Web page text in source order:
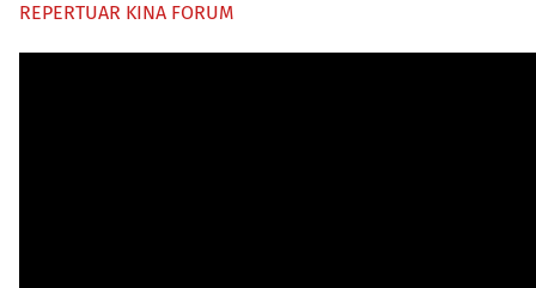
REPERTUAR KINA FORUM